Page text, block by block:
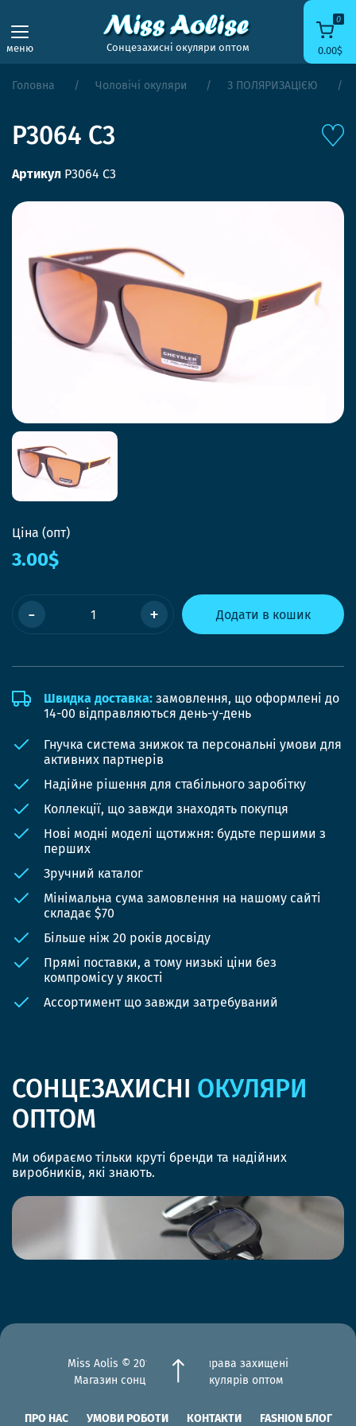
меню Сонцезахисні окуляри оптом
0
0.00$
Головна Чоловічі окуляри З ПОЛЯРИЗАЦІЄЮ
P3064 C3
Артикул P3064 C3
Ціна (опт)
3.00$
- + Додати в кошик
Швидка доставка: замовлення, що оформлені до
14-00 відправляються день-у-день
Гнучка система знижок та персональні умови для
активних партнерів
Надійне рішення для стабільного заробітку
Коллекції, що завжди знаходять покупця
Нові модні моделі щотижня: будьте першими з
перших
Зручний каталог
Мінімальна сума замовлення на нашому сайті
складає $70
Більше ніж 20 років досвіду
Прямі поставки, а тому низькі ціни без
компромісу у якості
Ассортимент що завжди затребуваний
СОНЦЕЗАХИСНІ ОКУЛЯРИ
ОПТОМ
Ми обираємо тільки круті бренди та надійних
виробників, які знають.
Miss Aolis © 2012-2026 Всі права захищені
Магазин сонцезахисних окулярів оптом
ПРО НАС УМОВИ РОБОТИ КОНТАКТИ FASHION БЛОГ